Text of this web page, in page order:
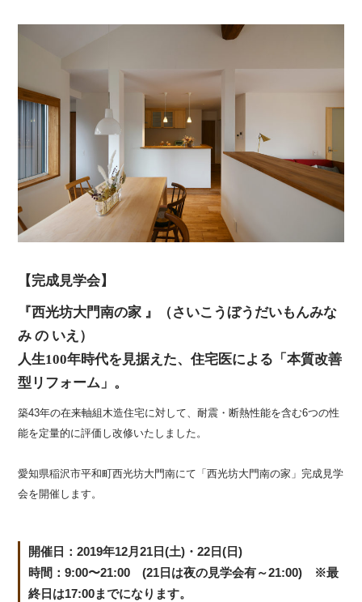
【完成見学会】
『西光坊大門南の家 』（さいこうぼうだいもんみな
み の いえ）
人生100年時代を見据えた、住宅医による「本質改善
型リフォーム」。
築43年の在来軸組木造住宅に対して、耐震・断熱性能を含む6つの性
能を定量的に評価し改修いたしました。
愛知県稲沢市平和町西光坊大門南にて「西光坊大門南の家」完成見学
会を開催します。
開催日：2019年12月21日(土)・22日(日)
時間：9:00〜21:00 (21日は夜の見学会有～21:00) ※最
終日は17:00までになります。